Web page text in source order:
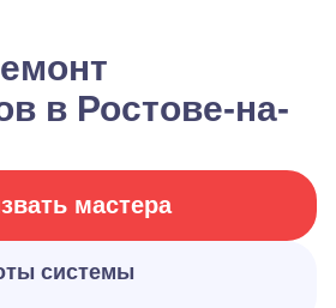
в Ростове-на-
мастера
системы